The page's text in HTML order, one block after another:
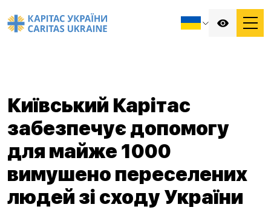
Київський Карітас
забезпечує допомогу
для майже 1000
вимушено переселених
людей зі сходу України